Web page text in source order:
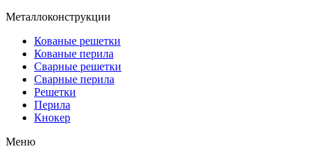
Металлоконструкции
Кованые решетки
Кованые перила
Сварные решетки
Сварные перила
Решетки
Перила
Кнокер
Меню